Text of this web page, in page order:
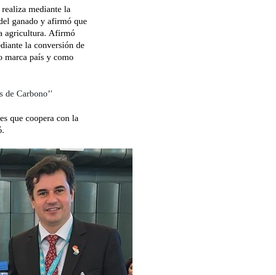
mediante la
ganado y afirmó que
agricultura. Afirmó
la conversión de
marca país y como
de Carbono’'
que coopera con la